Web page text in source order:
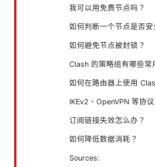
我可以用免费节点吗？
如何判断一个节点是否安
如何避免节点被封锁？
Clash 的策略组有哪些常
如何在路由器上使用
IKEv2、OpenVPN 等协
订阅链接失效怎么办？
如何降低数据消耗？
Sources: